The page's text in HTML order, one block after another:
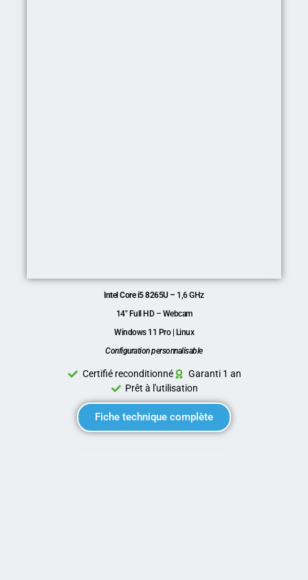
Intel Core i5 8265U – 1,6 GHz
14″ Full HD – Webcam
Windows 11 Pro | Linux
Configuration personnalisable
Certifié reconditionné
Garanti 1 an
Prêt à l'utilisation
Fiche technique complète